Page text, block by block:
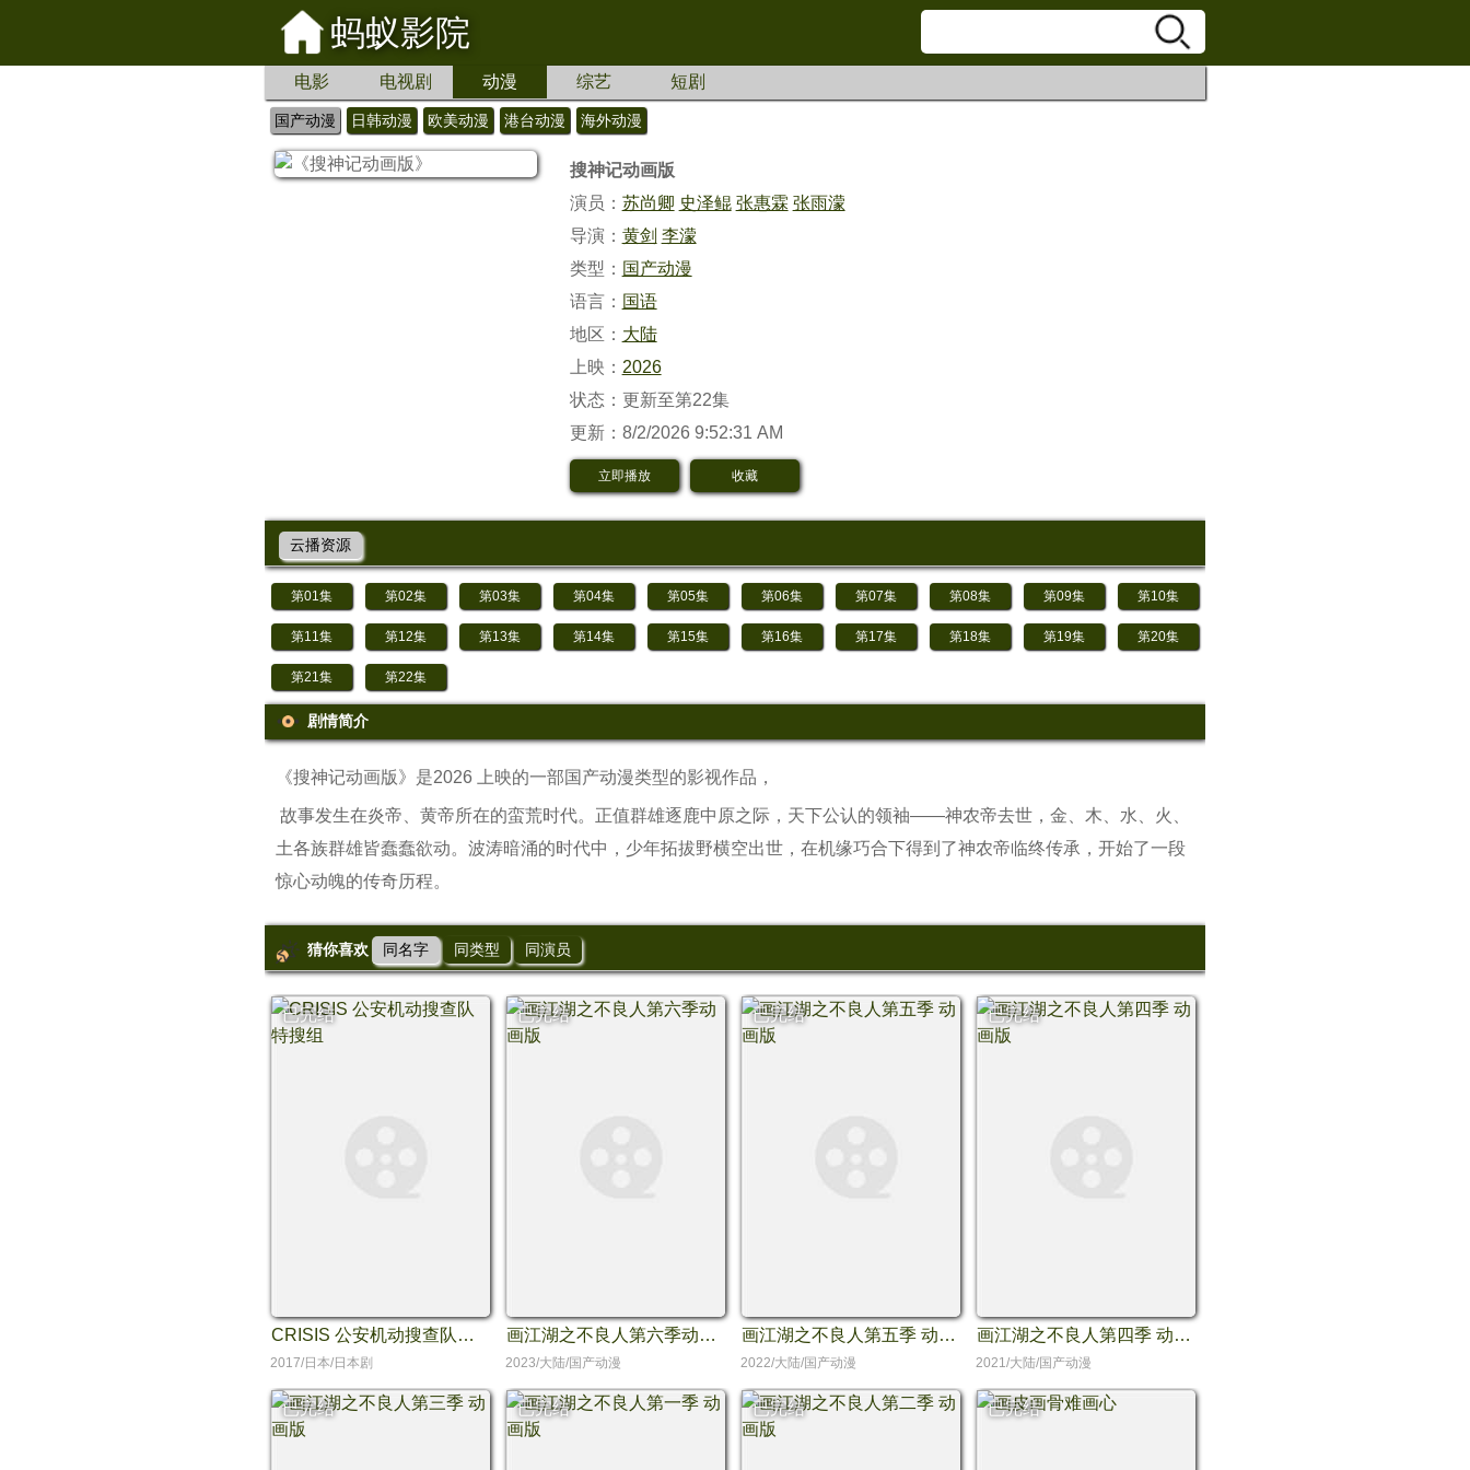
蚂蚁影院
电影 电视剧 动漫 综艺 短剧
国产动漫 日韩动漫 欧美动漫 港台动漫 海外动漫
搜神记动画版
演员： 苏尚卿 史泽鲲 张惠霖 张雨濛
导演： 黄剑 李濛
类型： 国产动漫
语言： 国语
地区： 大陆
上映： 2026
状态：更新至第22集
更新：8/2/2026 9:52:31 AM
立即播放 收藏
云播资源
第01集 第02集 第03集 第04集 第05集 第06集 第07集 第08集 第09集 第10集
第11集 第12集 第13集 第14集 第15集 第16集 第17集 第18集 第19集 第20集
第21集 第22集
剧情简介
《搜神记动画版》是2026 上映的一部国产动漫类型的影视作品，
故事发生在炎帝、黄帝所在的蛮荒时代。正值群雄逐鹿中原之际，天下公认的领袖——神农帝去世，金、木、水、火、
土各族群雄皆蠢蠢欲动。波涛暗涌的时代中，少年拓拔野横空出世，在机缘巧合下得到了神农帝临终传承，开始了一段
惊心动魄的传奇历程。
猜你喜欢 同名字 同类型 同演员
已完结
CRISIS 公安机动搜查队特搜组
2017/日本/日本剧
已完结
画江湖之不良人第六季动画版
2023/大陆/国产动漫
已完结
画江湖之不良人第五季 动画版
2022/大陆/国产动漫
已完结
画江湖之不良人第四季 动画版
2021/大陆/国产动漫
已完结 已完结 已完结 已完结